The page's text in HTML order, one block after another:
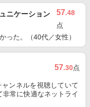
ニケーション
57.48
点
った。（40代／女性）
57.30点
ンネルを視聴していて
常に快適なネットライ